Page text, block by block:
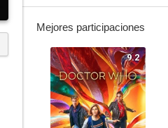
Mejores participaciones
9.2